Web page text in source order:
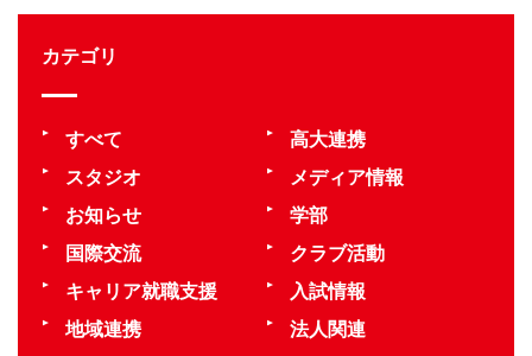
カテゴリ
すべて
高大連携
スタジオ
メディア情報
お知らせ
学部
国際交流
クラブ活動
キャリア就職支援
入試情報
地域連携
法人関連